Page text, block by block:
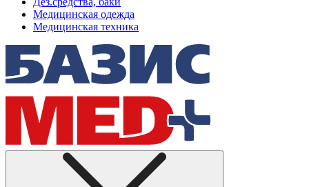
Медицинская одежда
Медицинская техника